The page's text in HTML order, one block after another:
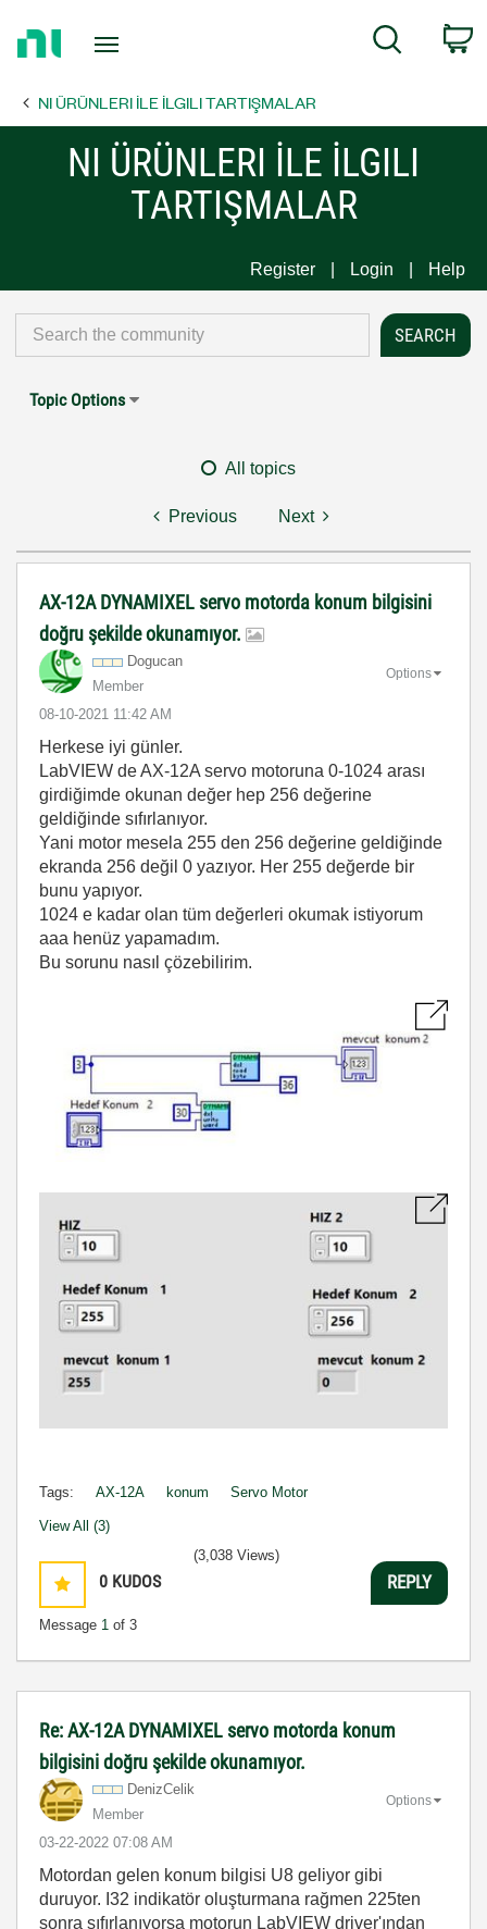
Page
Search
NI ÜRÜNLERI İLE İLGILI TARTIŞMALAR
NI ÜRÜNLERI İLE İLGILI
TARTIŞMALAR
Register Login Help
Topic Options
All topics
Previous Next
AX-12A DYNAMIXEL servo motorda konum bilgisini
doğru şekilde okunamıyor.
Dogucan
Member
‎08-10-2021 11:42 AM
Options
Herkese iyi günler.
LabVIEW de AX-12A servo motoruna 0-1024 arası
girdiğimde okunan değer hep 256 değerine
geldiğinde sıfırlanıyor.
Yani motor mesela 255 den 256 değerine geldiğinde
ekranda 256 değil 0 yazıyor. Her 255 değerde bir
bunu yapıyor.
1024 e kadar olan tüm değerleri okumak istiyorum
aaa henüz yapamadım.
Bu sorunu nasıl çözebilirim.
Tags: AX-12A konum Servo Motor
View All (3)
0 KUDOS
Message 1 of 3
(3,038 Views)
REPLY
Re: AX-12A DYNAMIXEL servo motorda konum
bilgisini doğru şekilde okunamıyor.
DenizCelik
Member
‎03-22-2022 07:08 AM
Options
Motordan gelen konum bilgisi U8 geliyor gibi
duruyor. I32 indikatör oluşturmana rağmen 225ten
sonra sıfırlanıyorsa motorun LabVIEW driver'ından